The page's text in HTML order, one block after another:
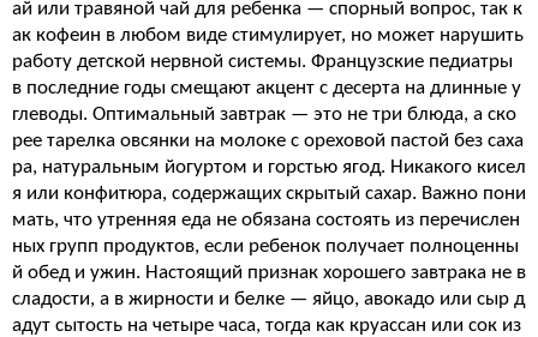
ай или травяной чай для ребенка — спорный вопрос, так к
ак кофеин в любом виде стимулирует, но может нарушить
работу детской нервной системы. Французские педиатры
в последние годы смещают акцент с десерта на длинные у
глеводы. Оптимальный завтрак — это не три блюда, а ско
рее тарелка овсянки на молоке с ореховой пастой без саха
ра, натуральным йогуртом и горстью ягод. Никакого кисел
я или конфитюра, содержащих скрытый сахар. Важно пони
мать, что утренняя еда не обязана состоять из перечислен
ных групп продуктов, если ребенок получает полноценны
й обед и ужин. Настоящий признак хорошего завтрака не в
сладости, а в жирности и белке — яйцо, авокадо или сыр д
адут сытость на четыре часа, тогда как круассан или сок из